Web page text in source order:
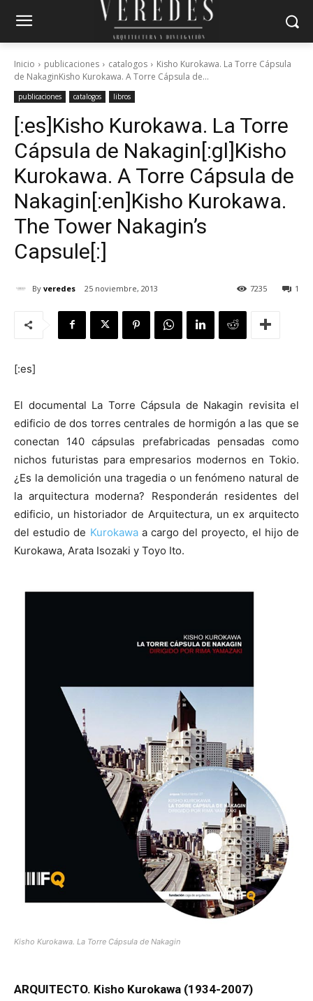
Inicio publicaciones catalogos
Kisho Kurokawa. La Torre Cápsula
de NakaginKisho Kurokawa. A Torre Cápsula de...
publicaciones catalogos libros
[:es]Kisho Kurokawa. La Torre
Cápsula de Nakagin[:gl]Kisho
Kurokawa. A Torre Cápsula de
Nakagin[:en]Kisho Kurokawa.
The Tower Nakagin’s
Capsule[:]
By veredes 25 noviembre, 2013 1
7235
[:es]
El documental La Torre Cápsula de Nakagin revisita el
edificio de dos torres centrales de hormigón a las que se
conectan 140 cápsulas prefabricadas pensadas como
nichos futuristas para empresarios modernos en Tokio.
¿Es la demolición una tragedia o un fenómeno natural de
la arquitectura moderna? Responderán residentes del
edificio, un historiador de Arquitectura, un ex arquitecto
del estudio de Kurokawaa cargo del proyecto, el hijo de
Kurokawa, Arata Isozaki y Toyo Ito.
Kisho Kurokawa. La Torre Cápsula de Nakagin
ARQUITECTO. Kisho Kurokawa (1934-2007)